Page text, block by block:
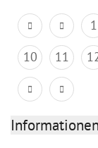
1
10
11